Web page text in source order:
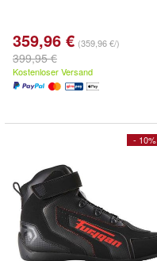
359,96 € (359,96 €/)
399,95 €
Kostenloser Versand
- 10%